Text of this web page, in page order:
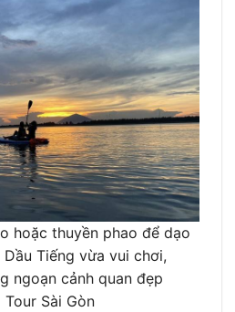
hoặc thuyền phao để dạo
Tiếng vừa vui chơi,
ngoạn cảnh quan đẹp
Sài Gòn